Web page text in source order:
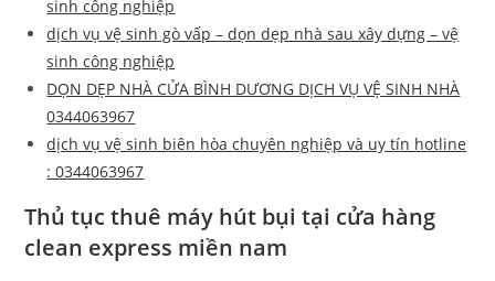
sinh công nghiệp
dịch vụ vệ sinh gò vấp – dọn dẹp nhà sau xây dựng – vệ
sinh công nghiệp
DỌN DẸP NHÀ CỬA BÌNH DƯƠNG DỊCH VỤ VỆ SINH NHÀ
0344063967
dịch vụ vệ sinh biên hòa chuyên nghiệp và uy tín hotline
: 0344063967
Thủ tục thuê máy hút bụi tại cửa hàng
clean express miền nam